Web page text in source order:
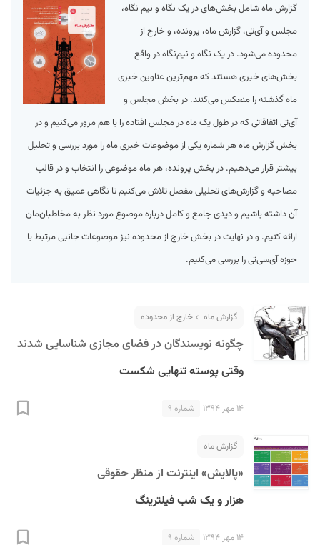
گزارش ماه شامل بخش‌های در یک نگاه و نیم نگاه،
مجلس و آی‌تی، گزارش ماه، پرونده، و خارج از
محدوده می‌شود. در یک نگاه و نیم‌نگاه در واقع
بخش‌های خبری هستند که مهم‌ترین عناوین خبری
ماه گذشته را منعکس می‌کنند. در بخش مجلس و
آی‌تی اتفاقاتی که در طول یک ماه در مجلس افتاده را با هم مرور می‌کنیم و در
بخش گزارش ماه هر شماره یکی از موضوعات خبری ماه را مورد بررسی و تحلیل
بیشتر قرار می‌دهیم. در بخش پرونده، هر ماه موضوعی را انتخاب و در قالب
مصاحبه و گزارش‌های تحلیلی مفصل تلاش می‌کنیم تا نگاهی عمیق به جزئیات
آن داشته باشیم و دیدی جامع و کامل درباره موضوع مورد نظر به مخاطبان‌مان
ارائه کنیم. و در نهایت در بخش خارج از محدوده نیز موضوعات جانبی مرتبط با
حوزه آی‌سی‌تی را بررسی می‌کنیم.
گزارش ماه خارج از محدوده
چگونه نویسندگان در فضای مجازی شناسایی شدند
وقتی پوسته تنهایی شکست
۱۴ مهر ۱۳۹۴ شماره ۹
گزارش ماه
«پالایش» اینترنت از منظر حقوقی
هزار و یک شب فیلترینگ
۱۴ مهر ۱۳۹۴ شماره ۹